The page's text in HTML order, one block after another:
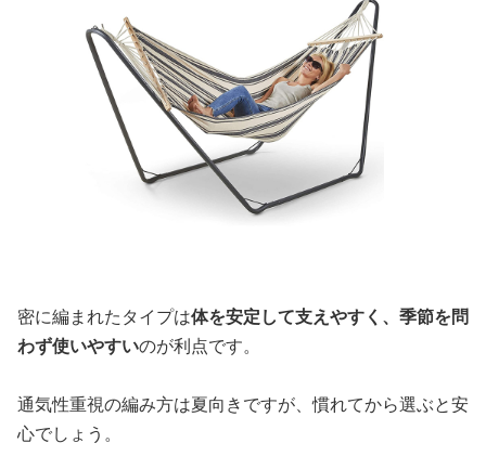
密に編まれたタイプは体を安定して支えやすく、季節を問
わず使いやすいのが利点です。
通気性重視の編み方は夏向きですが、慣れてから選ぶと安
心でしょう。